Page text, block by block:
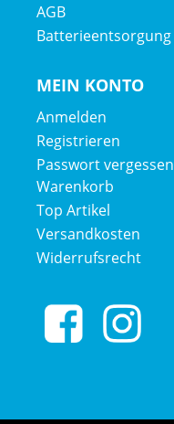
AGB
Batterieentsorgung
MEIN KONTO
Anmelden
Registrieren
Passwort vergessen
Warenkorb
Top Artikel
Versandkosten
Widerrufsrecht